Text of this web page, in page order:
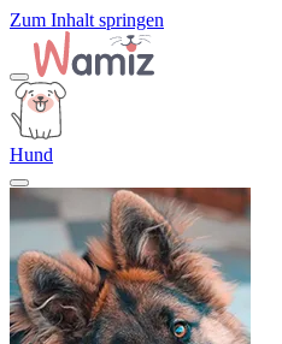
Zum Inhalt springen
Hund